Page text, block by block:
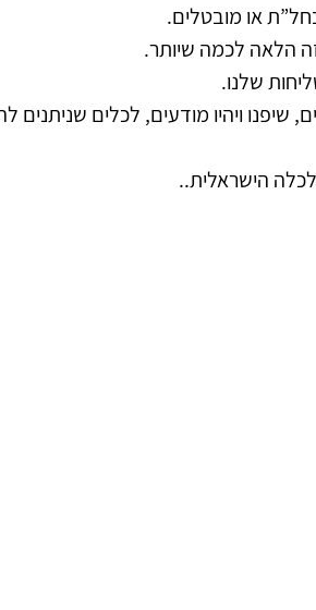
או מובטלים.
הלאה לכמה שיותר.
שלנו.
ויהיו מודעים, לכלים שניתנים
הישראלית..